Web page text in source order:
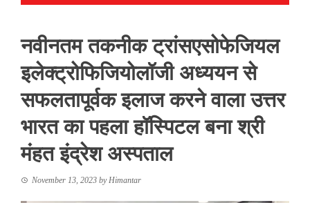
नवीनतम तकनीक ट्रांसएसोफेजियल
इलेक्ट्रोफिजियोलॉजी अध्ययन से
सफलतापूर्वक इलाज करने वाला उत्तर
भारत का पहला हॉस्पिटल बना श्री
मंहत इंद्रेश अस्पताल
November 13, 2023 byHimantar